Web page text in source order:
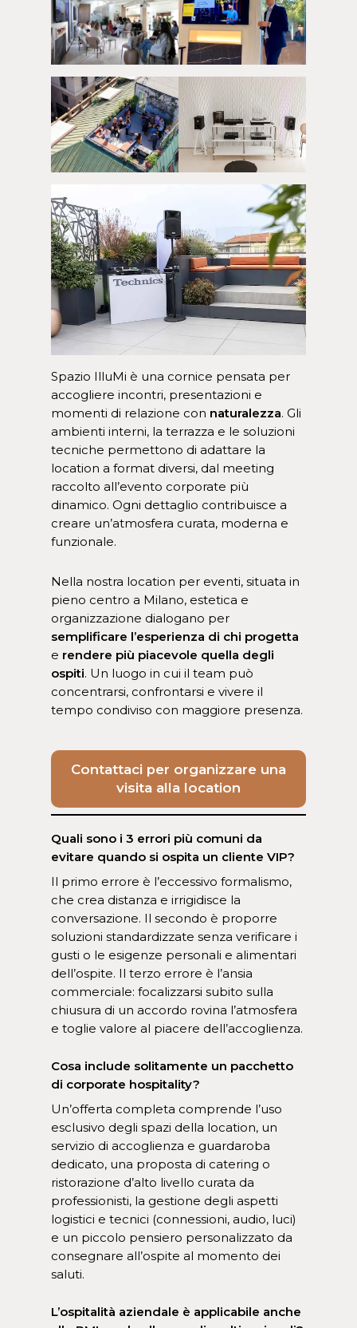
Spazio IlluMi è una cornice pensata per
accogliere incontri, presentazioni e
momenti di relazione con naturalezza. Gli
ambienti interni, la terrazza e le soluzioni
tecniche permettono di adattare la
location a format diversi, dal meeting
raccolto all’evento corporate più
dinamico. Ogni dettaglio contribuisce a
creare un’atmosfera curata, moderna e
funzionale.
Nella nostra location per eventi, situata in
pieno centro a Milano, estetica e
organizzazione dialogano per
semplificare l’esperienza di chi progetta
e rendere più piacevole quella degli
ospiti. Un luogo in cui il team può
concentrarsi, confrontarsi e vivere il
tempo condiviso con maggiore presenza.
Contattaci per organizzare una
visita alla location
Quali sono i 3 errori più comuni da
evitare quando si ospita un cliente VIP?
Il primo errore è l’eccessivo formalismo,
che crea distanza e irrigidisce la
conversazione. Il secondo è proporre
soluzioni standardizzate senza verificare i
gusti o le esigenze personali e alimentari
dell’ospite. Il terzo errore è l’ansia
commerciale: focalizzarsi subito sulla
chiusura di un accordo rovina l’atmosfera
e toglie valore al piacere dell’accoglienza.
Cosa include solitamente un pacchetto
di corporate hospitality?
Un’offerta completa comprende l’uso
esclusivo degli spazi della location, un
servizio di accoglienza e guardaroba
dedicato, una proposta di catering o
ristorazione d’alto livello curata da
professionisti, la gestione degli aspetti
logistici e tecnici (connessioni, audio, luci)
e un piccolo pensiero personalizzato da
consegnare all’ospite al momento dei
saluti.
L’ospitalità aziendale è applicabile anche